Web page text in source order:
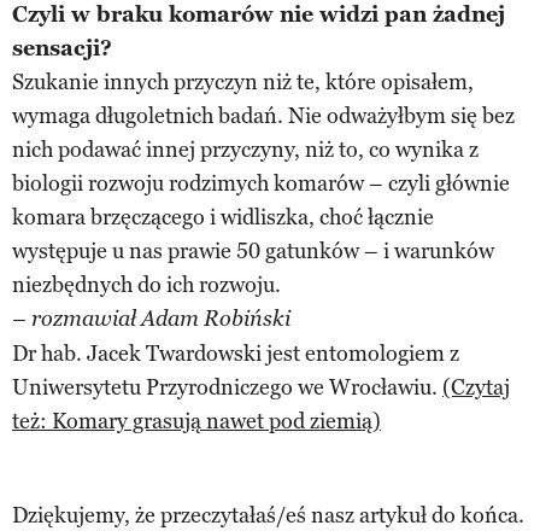
Czyli w braku komarów nie widzi pan żadnej
sensacji?
Szukanie innych przyczyn niż te, które opisałem,
wymaga długoletnich badań. Nie odważyłbym się bez
nich podawać innej przyczyny, niż to, co wynika z
biologii rozwoju rodzimych komarów – czyli głównie
komara brzęczącego i widliszka, choć łącznie
występuje u nas prawie 50 gatunków – i warunków
niezbędnych do ich rozwoju.
– rozmawiał Adam Robiński
Dr hab. Jacek Twardowski jest entomologiem z
Uniwersytetu Przyrodniczego we Wrocławiu. (Czytaj
też: Komary grasują nawet pod ziemią)
Dziękujemy, że przeczytałaś/eś nasz artykuł do końca.